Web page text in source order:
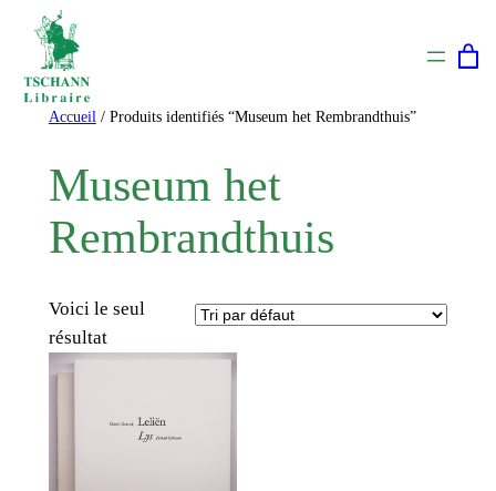
Aller
contenu
Accueil / Produits identifiés “Museum het Rembrandthuis”
Museum het
Rembrandthuis
Voici le seul
résultat